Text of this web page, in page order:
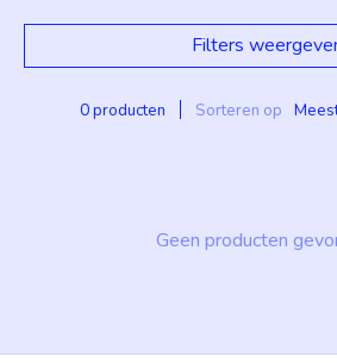
Filters
0 producten Sorteren op
Geen producten